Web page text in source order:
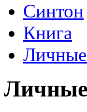
Синтон
Книга